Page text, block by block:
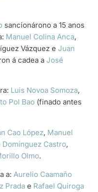
sancionárono a 15 anos
Manuel Colina Anca,
Vázquez e Juan
á cadea a José
Luis Novoa Somoza,
Pol Bao (finado antes
Cao López, Manuel
Domínguez Castro,
Olmo.
a: Aurelio Caamaño
Prada e Rafael Quiroga